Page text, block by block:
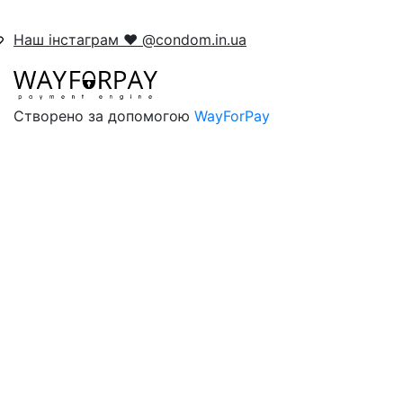
Наш інстаграм ❤️ @condom.in.ua
Створено за допомогою WayForPay